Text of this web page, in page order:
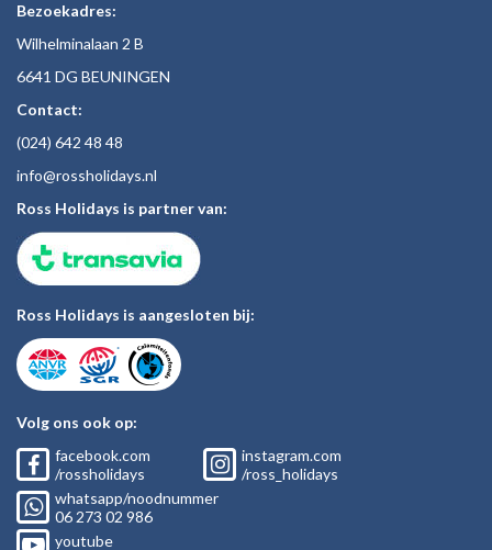
Bezoekadres:
Wilhelminalaan 2 B
6641 DG BEUNINGEN
Contact:
(024) 642 48 48
info@rossholidays.nl
Ross Holidays is partner van:
Ross Holidays is aangesloten bij:
Volg ons ook op:
facebook.com
/rossholidays
instagram.com
/ross_holidays
whatsapp/noodnummer
06 273 02 986
youtube